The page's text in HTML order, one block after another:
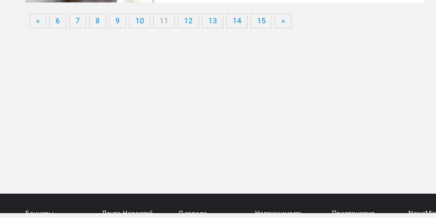
« 6 7 8 9 10 11 12 13 14 15 »
Баннеры Лента Новостей О городе Недвижимость Предприятия